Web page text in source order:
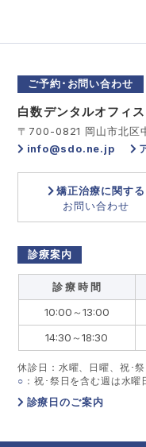
ご予約･お問い合わせ
白数デンタルオフィス
〒700-0821 岡山市北区
info@sdo.ne.jp
矯正治療に関する
お問い合わせ
診療案内
診 療 時 間
10:00～13:00
14:30～18:30
休診日：水曜、日曜、祝･祭
○ ：祝･祭日を含む週は水曜
診療日のご案内